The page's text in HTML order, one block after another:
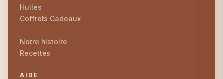
Huiles
Coffrets Cadeaux
Notre histoire
Recettes
AIDE